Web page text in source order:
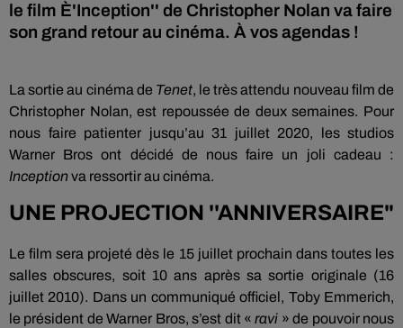
le film È'Inception'' de Christopher Nolan va faire
son grand retour au cinéma. À vos agendas !
La sortie au cinéma de Tenet, le très attendu nouveau film de
Christopher Nolan, est repoussée de deux semaines. Pour
nous faire patienter jusqu’au 31 juillet 2020, les studios
Warner Bros ont décidé de nous faire un joli cadeau :
Inceptionva ressortir au cinéma.
UNE PROJECTION ''ANNIVERSAIRE"
Le film sera projeté dès le 15 juillet prochain dans toutes les
salles obscures, soit 10 ans après sa sortie originale (16
juillet 2010). Dans un communiqué officiel, Toby Emmerich,
le président de Warner Bros, s’est dit «ravi » de pouvoir nous